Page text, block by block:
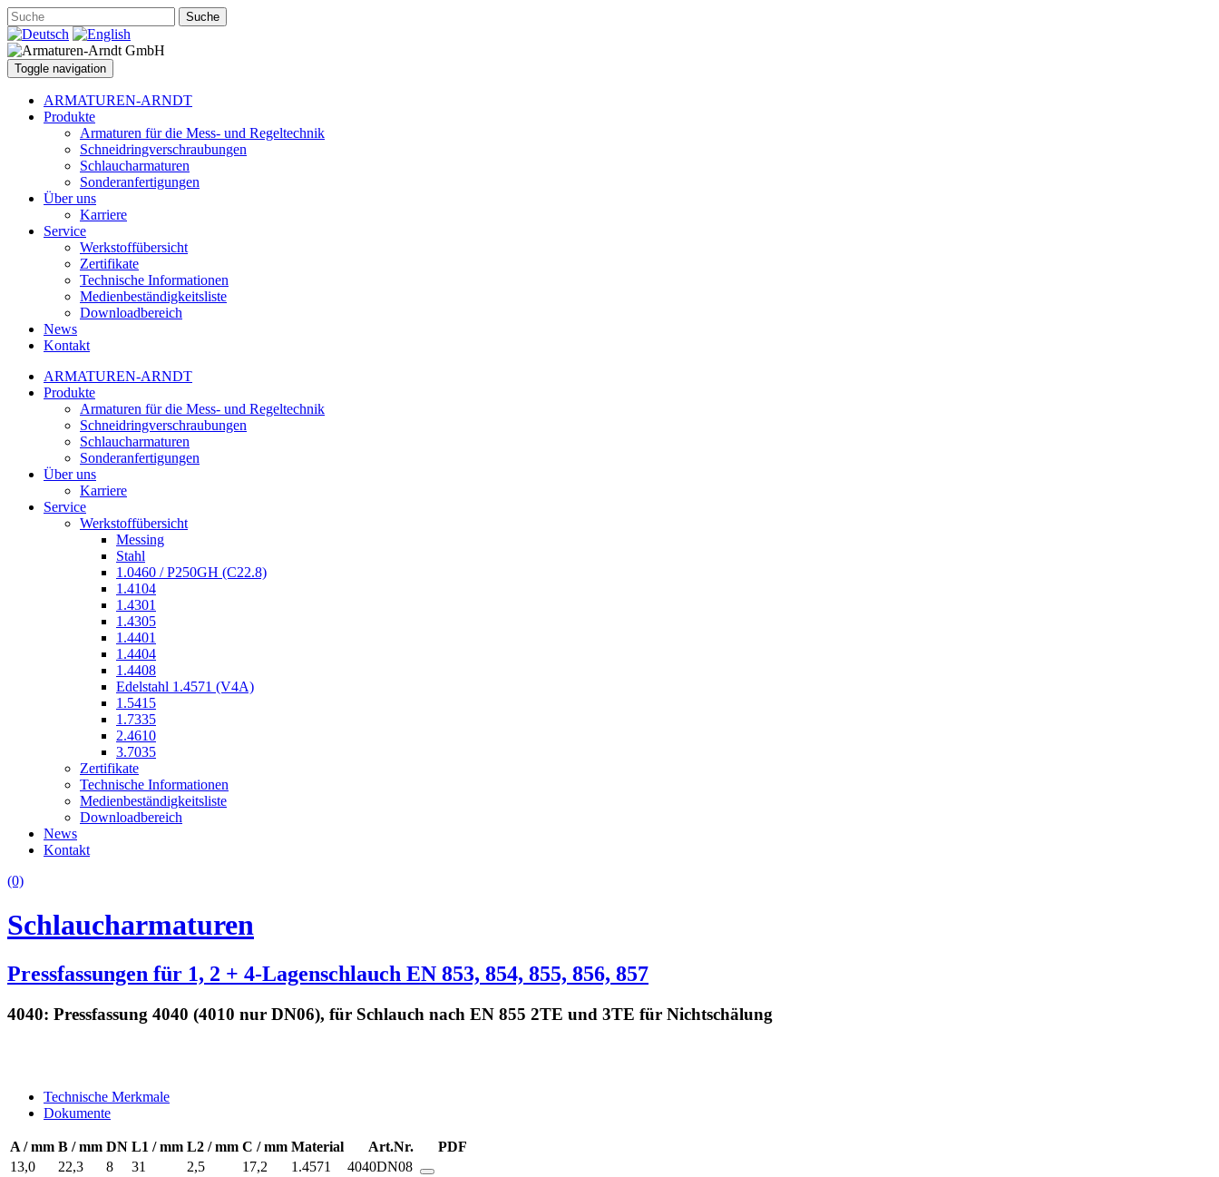
Suche
Toggle navigation
ARMATUREN-ARNDT
Produkte
Armaturen für die Mess- und Regeltechnik
Schneidringverschraubungen
Schlaucharmaturen
Sonderanfertigungen
Über uns
Karriere
Service
Werkstoffübersicht
Zertifikate
Technische Informationen
Medienbeständigkeitsliste
Downloadbereich
News
Kontakt
ARMATUREN-ARNDT
Produkte
Armaturen für die Mess- und Regeltechnik
Schneidringverschraubungen
Schlaucharmaturen
Sonderanfertigungen
Über uns
Karriere
Service
Werkstoffübersicht
Messing
Stahl
1.0460 / P250GH (C22.8)
1.4104
1.4301
1.4305
1.4401
1.4404
1.4408
Edelstahl 1.4571 (V4A)
1.5415
1.7335
2.4610
3.7035
Zertifikate
Technische Informationen
Medienbeständigkeitsliste
Downloadbereich
News
Kontakt
(0)
Schlaucharmaturen
Pressfassungen für 1, 2 + 4-Lagenschlauch EN 853, 854, 855, 856, 857
4040: Pressfassung 4040 (4010 nur DN06), für Schlauch nach EN 855 2TE und 3TE für Nichtschälung
Technische Merkmale
Dokumente
A / mm B / mm DN L1 / mm L2 / mm C / mm Material Art.Nr.
PDF
13,0
22,3 8 31 2,5 17,2 1.4571
4040DN08